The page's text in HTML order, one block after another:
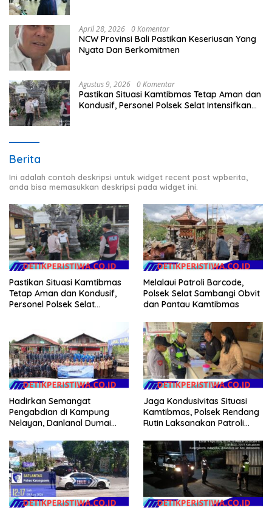
April 28, 2026 0 Komentar
NCW Provinsi Bali Pastikan Keseriusan Yang
Nyata Dan Berkomitmen
Agustus 9, 2026 0 Komentar
Pastikan Situasi Kamtibmas Tetap Aman dan
Kondusif, Personel Polsek Selat Intensifkan
Berita
Ini adalah contoh deskripsi untuk widget recent post wpberita,
anda bisa memasukkan deskripsi pada widget ini.
Pastikan Situasi Kamtibmas
Tetap Aman dan Kondusif,
Personel Polsek Selat
Melalaui Patroli Barcode,
Polsek Selat Sambangi Obvit
dan Pantau Kamtibmas
Hadirkan Semangat
Pengabdian di Kampung
Nelayan, Danlanal Dumai
Bersih Pantai
Jaga Kondusivitas Situasi
Kamtibmas, Polsek Rendang
Rutin Laksanakan Patroli